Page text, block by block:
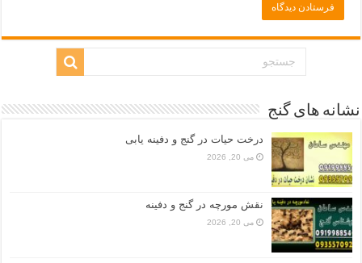
نشانه های گنج
درخت حیات در گنج و دفینه یابی
می 20, 2026
نقش مورچه در گنج و دفینه
می 20, 2026